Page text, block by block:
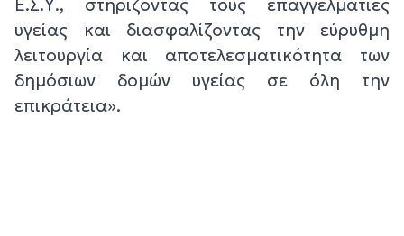
Ε.Σ.Υ., στηρίζοντας τους επαγγελματίες
υγείας και διασφαλίζοντας την εύρυθμη
λειτουργία και αποτελεσματικότητα των
δημόσιων δομών υγείας σε όλη την
επικράτεια».